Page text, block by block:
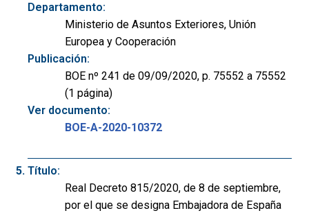
Departamento:
Ministerio de Asuntos Exteriores, Unión
Europea y Cooperación
Publicación:
BOE nº 241 de 09/09/2020, p. 75552 a 75552
(1 página)
Ver documento:
BOE-A-2020-10372
Título:
Real Decreto 815/2020, de 8 de septiembre,
por el que se designa Embajadora de España